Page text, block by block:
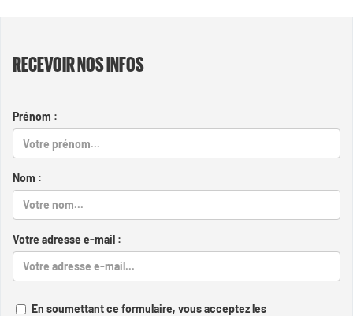
RECEVOIR NOS INFOS
Prénom :
Nom :
Votre adresse e-mail :
En soumettant ce formulaire, vous acceptez les